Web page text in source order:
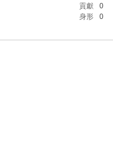
貢獻 0
身形 0